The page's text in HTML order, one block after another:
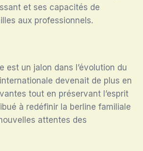
et ses capacités de
aux professionnels.
est un jalon dans l’évolution du
devenait de plus en
tout en préservant l’esprit
à redéfinir la berline familiale
attentes des